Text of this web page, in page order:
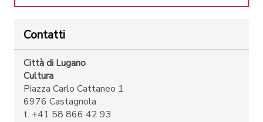
Contatti
Città di Lugano
Cultura
Piazza Carlo Cattaneo 1
6976 Castagnola
t. +41 58 866 42 93